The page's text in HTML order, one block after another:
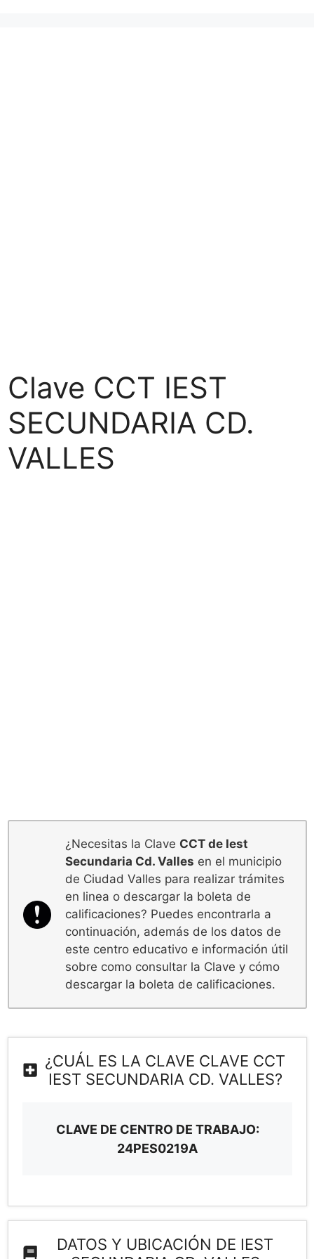
Clave CCT IEST
SECUNDARIA CD.
VALLES
¿Necesitas la Clave CCT de Iest
Secundaria Cd. Valles en el municipio
de Ciudad Valles para realizar trámites
en linea o descargar la boleta de
calificaciones? Puedes encontrarla a
continuación, además de los datos de
este centro educativo e información útil
sobre como consultar la Clave y cómo
descargar la boleta de calificaciones.
¿CUÁL ES LA CLAVE CLAVE CCT
IEST SECUNDARIA CD. VALLES?
CLAVE DE CENTRO DE TRABAJO:
24PES0219A
DATOS Y UBICACIÓN DE IEST